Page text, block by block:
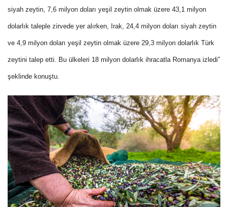
siyah zeytin, 7,6 milyon doları yeşil zeytin olmak üzere 43,1 milyon
dolarlık taleple zirvede yer alırken, Irak, 24,4 milyon doları siyah zeytin
ve 4,9 milyon doları yeşil zeytin olmak üzere 29,3 milyon dolarlık Türk
zeytini talep etti. Bu ülkeleri 18 milyon dolarlık ihracatla Romanya izledi”
şeklinde konuştu.